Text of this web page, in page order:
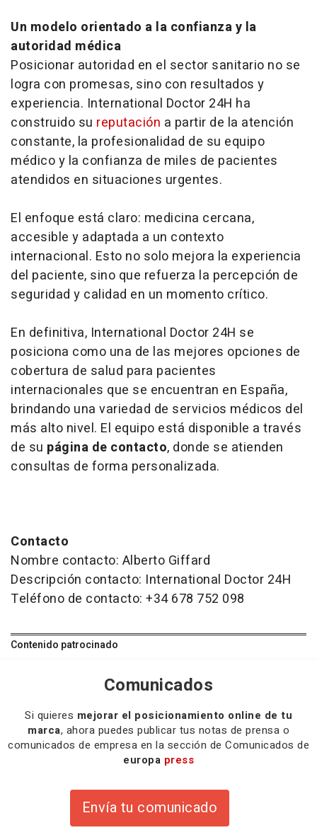
Un modelo orientado a la confianza y la
autoridad médica
Posicionar autoridad en el sector sanitario no se
logra con promesas, sino con resultados y
experiencia. International Doctor 24H ha
construido su reputación a partir de la atención
constante, la profesionalidad de su equipo
médico y la confianza de miles de pacientes
atendidos en situaciones urgentes.
El enfoque está claro: medicina cercana,
accesible y adaptada a un contexto
internacional. Esto no solo mejora la experiencia
del paciente, sino que refuerza la percepción de
seguridad y calidad en un momento crítico.
En definitiva, International Doctor 24H se
posiciona como una de las mejores opciones de
cobertura de salud para pacientes
internacionales que se encuentran en España,
brindando una variedad de servicios médicos del
más alto nivel. El equipo está disponible a través
de su página de contacto, donde se atienden
consultas de forma personalizada.
Contacto
Nombre contacto: Alberto Giffard
Descripción contacto: International Doctor 24H
Teléfono de contacto: +34 678 752 098
Contenido patrocinado
Comunicados
Si quieres mejorar el posicionamiento online de tu
marca, ahora puedes publicar tus notas de prensa o
comunicados de empresa en la sección de Comunicados de
europa press
Envía tu comunicado